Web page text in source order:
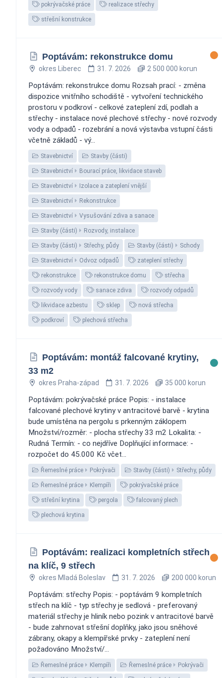
pokrývačské práce realizace střechy
střešní konstrukce
Poptávám: rekonstrukce domu
okres Liberec 31. 7. 2026 2 500 000 korun
Poptávám: rekonstrukce domu Rozsah prací: - změna
dispozice vnitřního schodiště - vytvoření technického
prostoru v podkroví - celkové zateplení zdí, podlah a
střechy - instalace nové plechové střechy - nové rozvody
vody a odpadů - rozebrání a nová výstavba vstupní části
včetně základů - vý...
Stavebnictví Stavby (části)
Stavebnictví Bourací práce, likvidace staveb
Stavebnictví Izolace a zateplení vnější
Stavebnictví Rekonstrukce
Stavebnictví Vysušování zdiva a sanace
Stavby (části) Rozvody, instalace
Stavby (části) Střechy, půdy Stavby (části) Schody
Stavebnictví Odvoz odpadů zateplení střechy
rekonstrukce rekonstrukce domu střecha
rozvody vody sanace zdiva rozvody odpadů
likvidace azbestu sklep nová střecha
podkroví plechová střecha
Poptávám: montáž falcované krytiny,
33 m2
okres Praha-západ 31. 7. 2026 35 000 korun
Poptávám: pokrývačské práce Popis: - instalace
falcované plechové krytiny v antracitové barvě - krytina
bude umístěna na pergolu s prkenným záklopem
Množství/rozměr: - plocha střechy 33 m2 Lokalita: -
Rudná Termín: - co nejdříve Doplňující informace: -
rozpočet do 45.000 Kč včet...
Řemeslné práce Pokrývači Stavby (části) Střechy, půdy
Řemeslné práce Klempíři pokrývačské práce
střešní krytina pergola falcovaný plech
plechová krytina
Poptávám: realizaci kompletních střech
na klíč, 9 střech
okres Mladá Boleslav 31. 7. 2026 200 000 korun
Poptávám: střechy Popis: - poptávám 9 kompletních
střech na klíč - typ střechy je sedlová - preferovaný
materiál střechy je hliník nebo pozink v antracitové barvě
- bude zahrnovat střešní doplňky, jako jsou sněhové
zábrany, okapy a klempířské prvky - zateplení není
požadováno Množství/...
Řemeslné práce Klempíři Řemeslné práce Pokrývači